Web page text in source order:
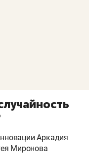
Аркадия
Миронова